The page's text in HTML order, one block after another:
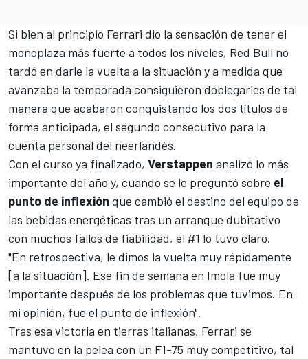
Si bien al principio Ferrari dio la sensación de tener el
monoplaza más fuerte a todos los niveles, Red Bull no
tardó en darle la vuelta a la situación y a medida que
avanzaba la temporada consiguieron doblegarles de tal
manera que acabaron conquistando los dos títulos de
forma anticipada, el segundo consecutivo para la
cuenta personal del neerlandés.
Con el curso ya finalizado, Verstappen analizó lo más
importante del año y, cuando se le preguntó sobre el
punto de inflexión que cambió el destino del equipo de
las bebidas energéticas tras un arranque dubitativo
con muchos fallos de fiabilidad, el #1 lo tuvo claro.
"En retrospectiva, le dimos la vuelta muy rápidamente
[a la situación]. Ese fin de semana en Imola fue muy
importante después de los problemas que tuvimos. En
mi opinión, fue el punto de inflexión".
Tras esa victoria en tierras italianas, Ferrari se
mantuvo en la pelea con un F1-75 muy competitivo, tal